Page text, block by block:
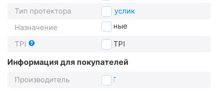
Тип протектора
полуслик
Назначение
горные
TPI
27 TPI
Информация для покупателей
Производитель
CST